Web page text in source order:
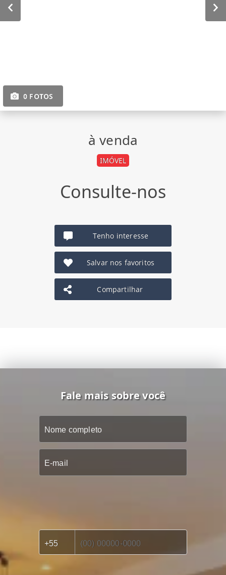
0 FOTOS
à venda
IMÓVEL
Consulte-nos
Tenho interesse
Salvar nos favoritos
Compartilhar
Fale mais sobre você